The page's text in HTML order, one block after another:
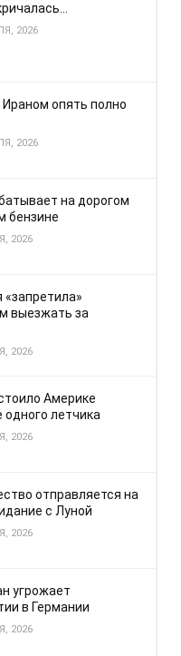
2026
Ираном опять полно
2026
на дорогом
бензине
2026
«запретила»
выезжать за
2026
Америке
одного летчика
2026
отправляется на
с Луной
2026
угрожает
в Германии
2026